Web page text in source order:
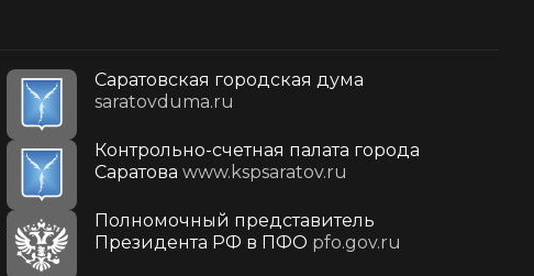
Саратовская городская дума
saratovduma.ru
Контрольно-счетная палата города
Саратова www.kspsaratov.ru
Полномочный представитель
Президента РФ в ПФО pfo.gov.ru